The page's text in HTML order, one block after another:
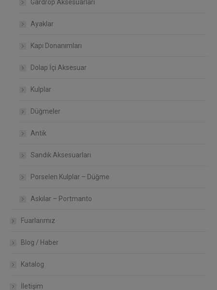
Gardrop Aksesuarları
Ayaklar
Kapı Donanımları
Dolap İçi Aksesuar
Kulplar
Düğmeler
Antik
Sandık Aksesuarları
Porselen Kulplar – Düğme
Askılar – Portmanto
Fuarlarımız
Blog / Haber
Katalog
İletişim